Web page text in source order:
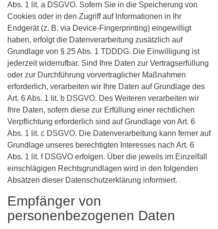
Abs. 1 lit. a DSGVO. Sofern Sie in die Speicherung von
Cookies oder in den Zugriff auf Informationen in Ihr
Endgerät (z. B. via Device-Fingerprinting) eingewilligt
haben, erfolgt die Datenverarbeitung zusätzlich auf
Grundlage von § 25 Abs. 1 TDDDG. Die Einwilligung ist
jederzeit widerrufbar. Sind Ihre Daten zur Vertragserfüllung
oder zur Durchführung vorvertraglicher Maßnahmen
erforderlich, verarbeiten wir Ihre Daten auf Grundlage des
Art. 6 Abs. 1 lit. b DSGVO. Des Weiteren verarbeiten wir
Ihre Daten, sofern diese zur Erfüllung einer rechtlichen
Verpflichtung erforderlich sind auf Grundlage von Art. 6
Abs. 1 lit. c DSGVO. Die Datenverarbeitung kann ferner auf
Grundlage unseres berechtigten Interesses nach Art. 6
Abs. 1 lit. f DSGVO erfolgen. Über die jeweils im Einzelfall
einschlägigen Rechtsgrundlagen wird in den folgenden
Absätzen dieser Datenschutzerklärung informiert.
Empfänger von
personenbezogenen Daten